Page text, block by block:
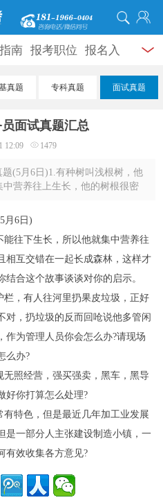
南 报考职位 报名入
试公告 录用公示 辅导
名师团队
真题 专科真题 面试真题
面试真题汇总
12:09 1479
(5月6日)1.有种树叫浅根树，他
营养往上生长，他的树根很密
对你的 ...
月6日)
往下生长，所以他就集中营养往
相互交错在一起长成森林，这样才
合这个故事谈谈对你的启示。
，有人往河里扔果皮垃圾，正好
对，扔垃圾的反而回呛说他多管闲
作为管理人员你会怎么办?请现场
么办?
照经营，强买强卖，黑车，黑导
好你打算怎么处理?
特色，但是最近几年加工业发展
是一部分人主张建设制造小镇，一
有效收集各方意见?